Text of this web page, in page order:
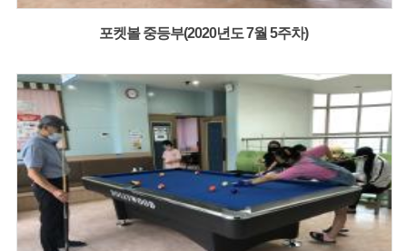
포켓볼 중등부(2020년도 7월 5주차)